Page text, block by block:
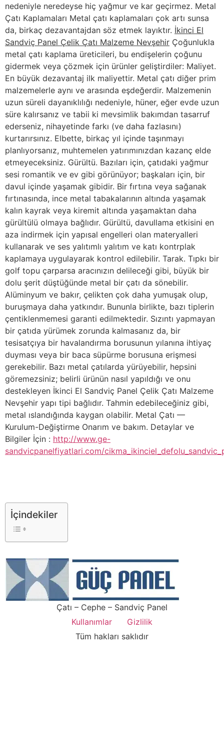
nedeniyle neredeyse hiç yağmur ve kar geçirmez. Metal
Çatı Kaplamaları Metal çatı kaplamaları çok artı sunsa
da, birkaç dezavantajdan söz etmek layıktır. İkinci El
Sandviç Panel Çelik Çatı Malzeme Nevşehir Çoğunlukla
metal çatı kaplama üreticileri, bu endişelerin çoğunu
gidermek veya çözmek için ürünler geliştirdiler: Maliyet.
En büyük dezavantaj ilk maliyettir. Metal çatı diğer prim
malzemelerle aynı ve arasında eşdeğerdir. Malzemenin
uzun süreli dayanıklılığı nedeniyle, hüner, eğer evde uzun
süre kalırsanız ve tabii ki mevsimlik bakımdan tasarruf
ederseniz, nihayetinde farkı (ve daha fazlasını)
kurtarırsınız. Elbette, birkaç yıl içinde taşınmayı
planlıyorsanız, muhtemelen yatırımınızdan kazanç elde
etmeyeceksiniz. Gürültü. Bazıları için, çatıdaki yağmur
sesi romantik ve ev gibi görünüyor; başkaları için, bir
davul içinde yaşamak gibidir. Bir fırtına veya sağanak
fırtınasında, ince metal tabakalarının altında yaşamak
kalın kayrak veya kiremit altında yaşamaktan daha
gürültülü olmaya bağlıdır. Gürültü, davullama etkisini en
aza indirmek için yapısal engelleri olan materyalleri
kullanarak ve ses yalıtımlı yalıtım ve katı kontrplak
kaplamaya uygulayarak kontrol edilebilir. Tarak. Tıpkı bir
golf topu çarparsa aracınızın delileceği gibi, büyük bir
dolu şerit düştüğünde metal bir çatı da sönebilir.
Alüminyum ve bakır, çelikten çok daha yumuşak olup,
buruşmaya daha yatkındır. Bununla birlikte, bazı tiplerin
çentiklenmemesi garanti edilmektedir. Sızıntı yapmayan
bir çatıda yürümek zorunda kalmasanız da, bir
tesisatçıya bir havalandırma borusunun yılanına ihtiyaç
duyması veya bir baca süpürme borusuna erişmesi
gerekebilir. Bazı metal çatılarda yürüyebilir, hepsini
göremezsiniz; belirli ürünün nasıl yapıldığı ve onu
destekleyen İkinci El Sandviç Panel Çelik Çatı Malzeme
Nevşehir yapı tipi bağlıdır. Tahmin edebileceğiniz gibi,
metal ıslandığında kaygan olabilir. Metal Çatı —
Kurulum-Değiştirme Onarım ve bakım. Detaylar ve
Bilgiler İçin : http://www.ge-
sandvicpanelfiyatlari.com/
İçindekiler
Çatı – Cephe – Sandviç Panel
Kullanımlar
Gizlilik
Tüm hakları saklıdır